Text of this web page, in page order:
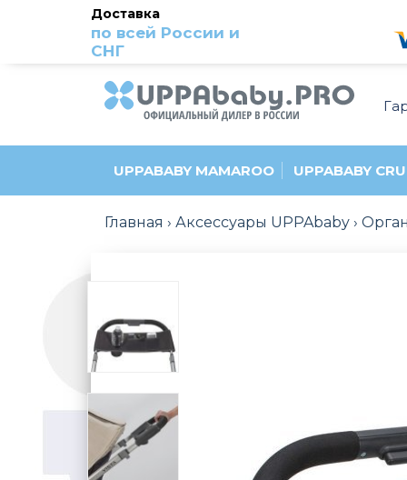
Доставка
по всей России и
СНГ
UPPABABY MAMAROO UPPABABY
Главная Аксессуары UPPAbaby